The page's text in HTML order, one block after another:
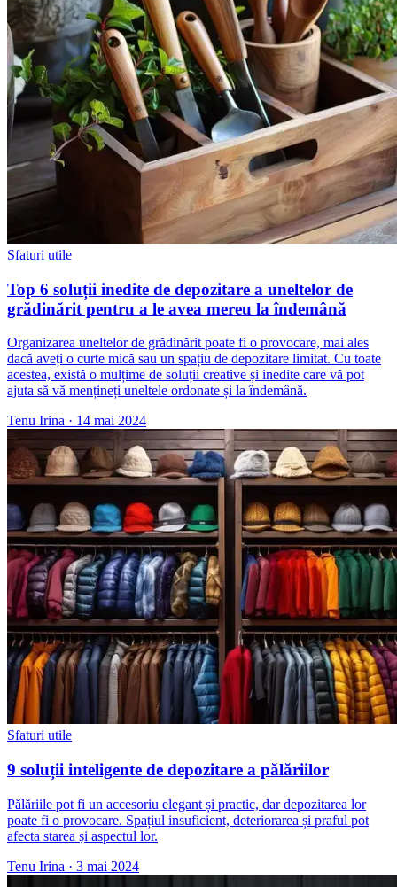
Sfaturi utile
Top 6 soluții inedite de depozitare a uneltelor de
grădinărit pentru a le avea mereu la îndemână
Organizarea uneltelor de grădinărit poate fi o provocare, mai ales
dacă aveți o curte mică sau un spațiu de depozitare limitat. Cu toate
acestea, există o mulțime de soluții creative și inedite care vă pot
ajuta să vă mențineți uneltele ordonate și la îndemână.
Tenu Irina · 14 mai 2024
Sfaturi utile
9 soluții inteligente de depozitare a pălăriilor
Pălăriile pot fi un accesoriu elegant și practic, dar depozitarea lor
poate fi o provocare. Spațiul insuficient, deteriorarea și praful pot
afecta starea și aspectul lor.
Tenu Irina · 3 mai 2024